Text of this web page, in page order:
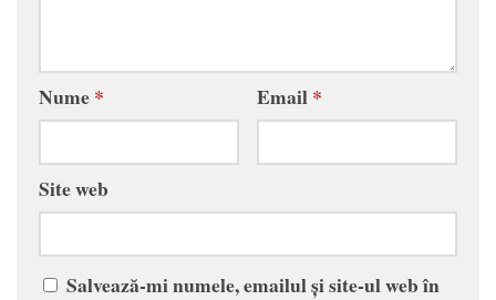
Nume* Email*
Site web
Salvează-mi numele, emailul și site-ul web în